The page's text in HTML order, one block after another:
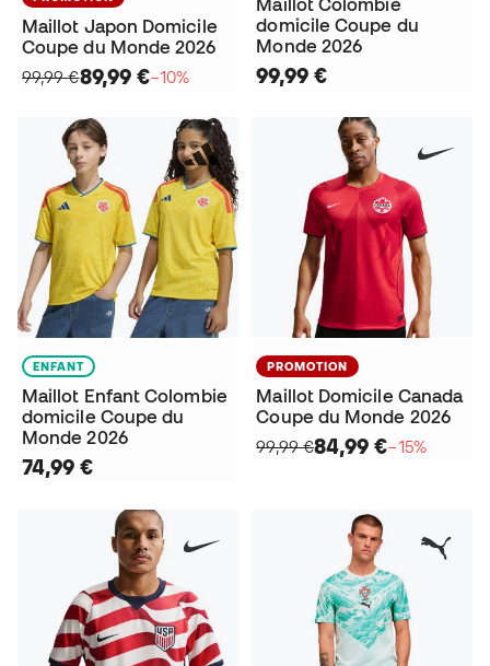
Maillot Japon Domicile
Coupe du Monde 2026
99,99 €89,99 €−10%
Maillot Colombie
domicile Coupe du
Monde 2026
99,99 €
ENFANT
Maillot Enfant Colombie
domicile Coupe du
Monde 2026
74,99 €
PROMOTION
Maillot Domicile Canada
Coupe du Monde 2026
99,99 €84,99 €−15%